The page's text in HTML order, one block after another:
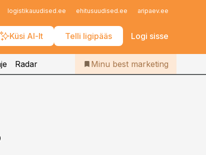
logistikauudised.ee ehitusuudised.ee aripaev.ee
Küsi AI-lt Telli ligipääs Logi sisse
Iseteenindus
Telli Bestmarketing
Radar Minu best marketing